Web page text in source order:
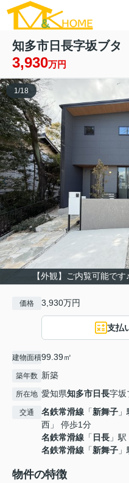
知多市日長字坂ブ
3,930万円
【外観】ご内覧可能で
1/18
価格 3,930万円
支払
建物面積99.39㎡
築年数 新築
所在地 愛知県知多市日長字坂
交通 名鉄常滑線 「新舞子
西」 停歩1分
名鉄常滑線 「 日長 」
名鉄常滑線 「新舞子
物件の特徴